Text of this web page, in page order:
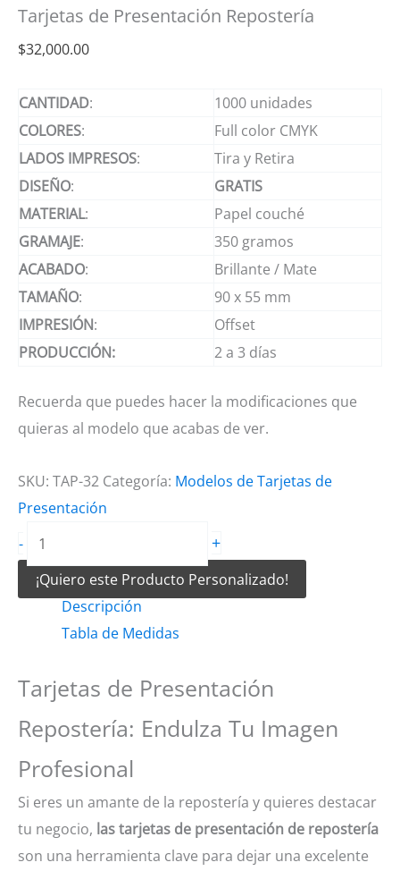
Tarjetas de Presentación Repostería
$32,000.00
CANTIDAD:
1000 unidades
COLORES:
Full color CMYK
LADOS IMPRESOS:
Tira y Retira
DISEÑO:
GRATIS
MATERIAL:
Papel couché
GRAMAJE:
350 gramos
ACABADO:
Brillante / Mate
TAMAÑO:
90 x 55 mm
IMPRESIÓN:
Offset
PRODUCCIÓN:
2 a 3 días
Recuerda que puedes hacer la modificaciones que
quieras al modelo que acabas de ver.
SKU: TAP-32 Categoría: Modelos de Tarjetas de
Presentación
-
Tarjetas
de
Presentación
Repostería
cantidad
+
¡Quiero este Producto Personalizado!
Descripción
Tabla de Medidas
Tarjetas de Presentación
Repostería: Endulza Tu Imagen
Profesional
Si eres un amante de la repostería y quieres destacar
tu negocio, las tarjetas de presentación de repostería
son una herramienta clave para dejar una excelente